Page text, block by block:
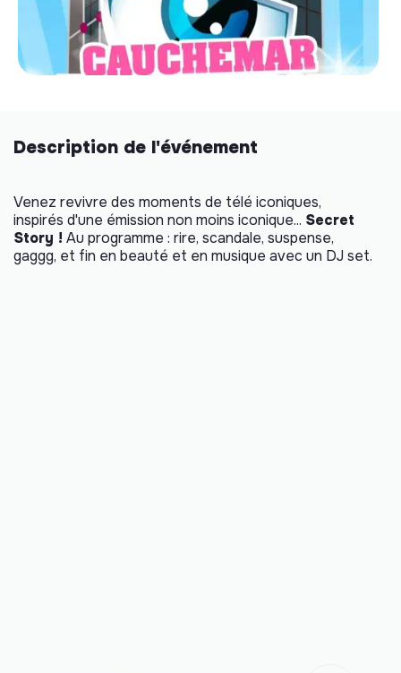
Description de l'événement
Venez revivre des moments de télé iconiques,
inspirés d'une émission non moins iconique... Secret
Story ! Au programme : rire, scandale, suspense,
gaggg, et fin en beauté et en musique avec un DJ set.